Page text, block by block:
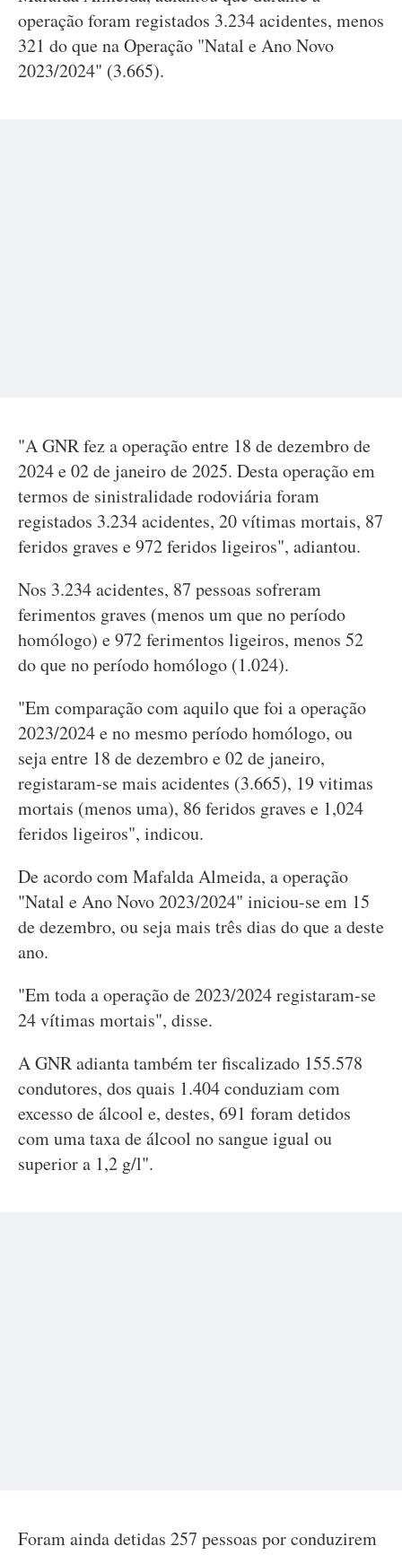
operação foram registados 3.234 acidentes, menos
321 do que na Operação "Natal e Ano Novo
2023/2024" (3.665).
"A GNR fez a operação entre 18 de dezembro de
2024 e 02 de janeiro de 2025. Desta operação em
termos de sinistralidade rodoviária foram
registados 3.234 acidentes, 20 vítimas mortais, 87
feridos graves e 972 feridos ligeiros", adiantou.
Nos 3.234 acidentes, 87 pessoas sofreram
ferimentos graves (menos um que no período
homólogo) e 972 ferimentos ligeiros, menos 52
do que no período homólogo (1.024).
"Em comparação com aquilo que foi a operação
2023/2024 e no mesmo período homólogo, ou
seja entre 18 de dezembro e 02 de janeiro,
registaram-se mais acidentes (3.665), 19 vitimas
mortais (menos uma), 86 feridos graves e 1,024
feridos ligeiros", indicou.
De acordo com Mafalda Almeida, a operação
"Natal e Ano Novo 2023/2024" iniciou-se em 15
de dezembro, ou seja mais três dias do que a deste
ano.
"Em toda a operação de 2023/2024 registaram-se
24 vítimas mortais", disse.
A GNR adianta também ter fiscalizado 155.578
condutores, dos quais 1.404 conduziam com
excesso de álcool e, destes, 691 foram detidos
com uma taxa de álcool no sangue igual ou
superior a 1,2 g/l".
Foram ainda detidas 257 pessoas por conduzirem